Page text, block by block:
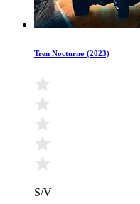
Tren Nocturno (2023)
S/V